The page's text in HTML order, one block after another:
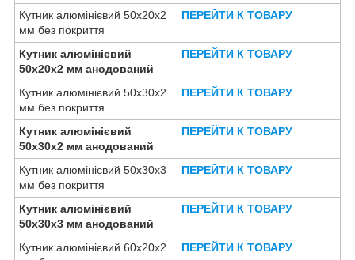
Кутник алюмінієвий 50х20х2
мм без покриття
ПЕРЕЙТИ К ТОВАРУ
Кутник алюмінієвий
50х20х2 мм анодований
ПЕРЕЙТИ К ТОВАРУ
Кутник алюмінієвий 50х30х2
мм без покриття
ПЕРЕЙТИ К ТОВАРУ
Кутник алюмінієвий
50х30х2 мм анодований
ПЕРЕЙТИ К ТОВАРУ
Кутник алюмінієвий 50х30х3
мм без покриття
ПЕРЕЙТИ К ТОВАРУ
Кутник алюмінієвий
50х30х3 мм анодований
ПЕРЕЙТИ К ТОВАРУ
Кутник алюмінієвий 60х20х2
ПЕРЕЙТИ К ТОВАРУ